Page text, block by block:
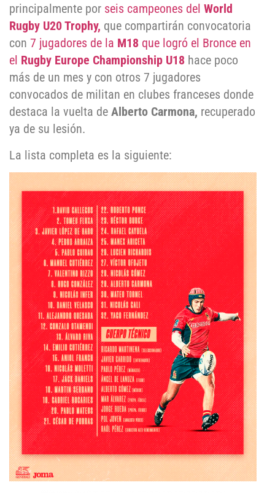
principalmente por seis campeones del World
Rugby U20 Trophy, que compartirán convocatoria
con 7 jugadores de la M18 que logró el Bronce en
el Rugby Europe Championship U18 hace poco
más de un mes y con otros 7 jugadores
convocados de militan en clubes franceses donde
destaca la vuelta de Alberto Carmona, recuperado
ya de su lesión.
La lista completa es la siguiente: